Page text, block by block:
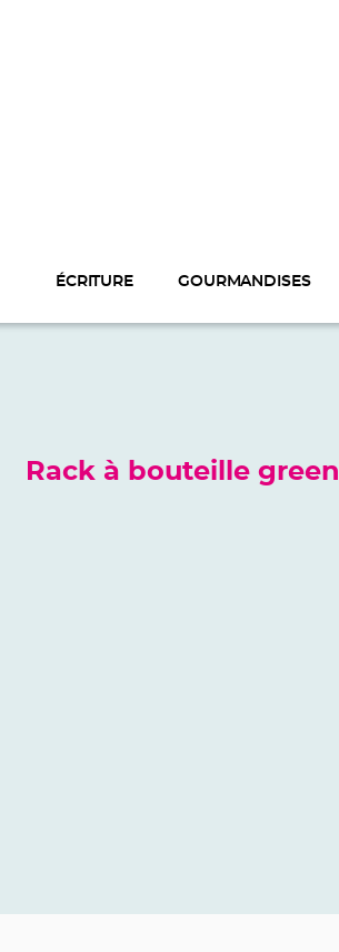
ÉCRITURE GOURMANDISES
Rack à bouteille green